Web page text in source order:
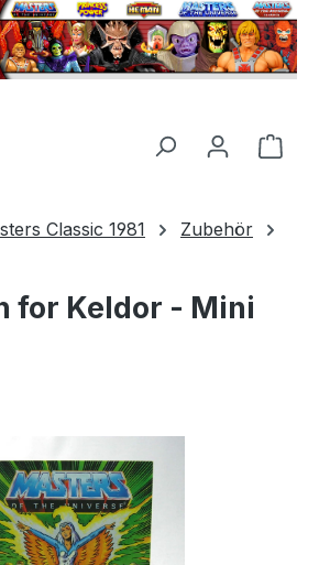
Classic 1981
Zubehör
for Keldor - Mini